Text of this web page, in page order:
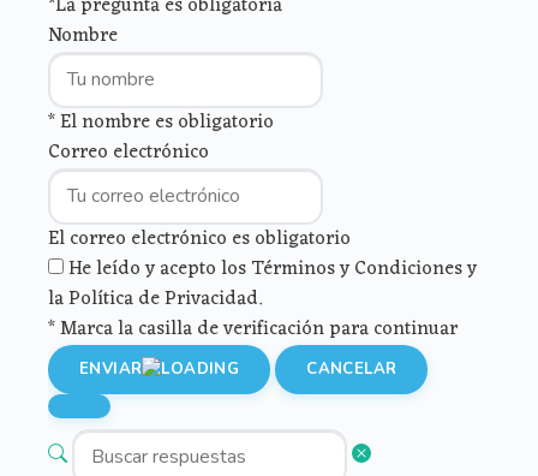
Nombre
* El nombre es obligatorio
Correo electrónico
El correo electrónico es obligatorio
He leído y acepto los Términos y Condiciones y
la Política de Privacidad.
* Marca la casilla de verificación para continuar
ENVIAR CANCELAR